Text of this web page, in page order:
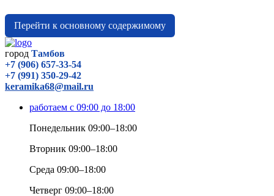
Перейти к основному содержимому
город Тамбов
+7 (906) 657-33-54
+7 (991) 350-29-42
keramika68@mail.ru
работаем с 09:00 до 18:00
Понедельник 09:00–18:00
Вторник 09:00–18:00
Среда 09:00–18:00
Четверг 09:00–18:00